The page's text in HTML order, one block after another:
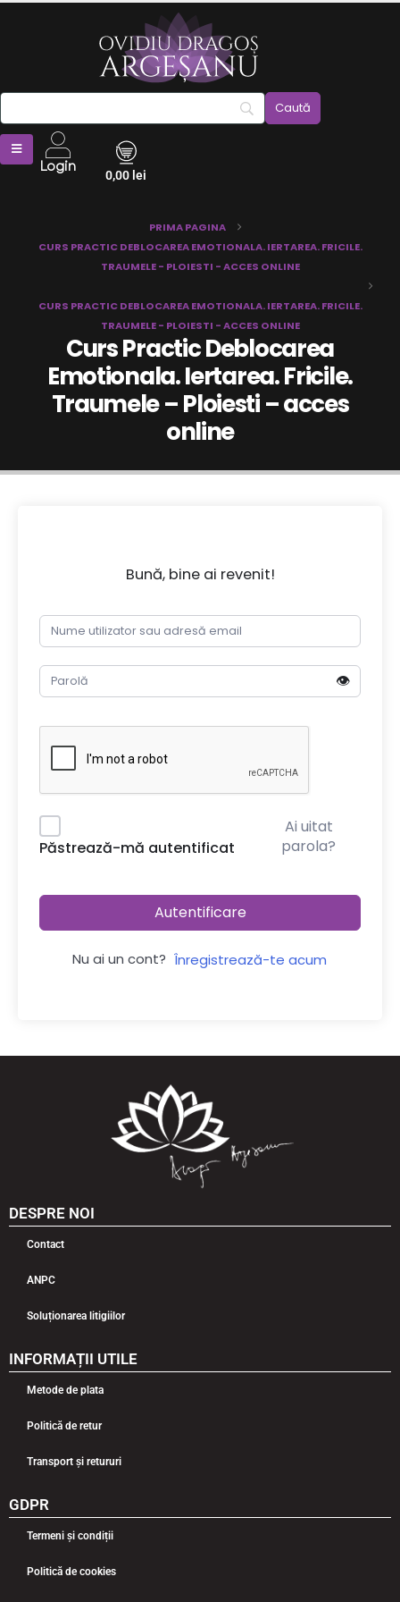
Login 0,00 lei
PRIMA PAGINA
CURS PRACTIC DEBLOCAREA EMOTIONALA. IERTAREA. FRICILE.
TRAUMELE - PLOIESTI - ACCES ONLINE
CURS PRACTIC DEBLOCAREA EMOTIONALA. IERTAREA. FRICILE.
TRAUMELE - PLOIESTI - ACCES ONLINE
Curs Practic Deblocarea
Emotionala. Iertarea. Fricile.
Traumele – Ploiesti – acces
online
Bună, bine ai revenit!
👁️
Păstrează-mă autentificat
Ai uitat
parola?
Autentificare
Nu ai un cont? Înregistrează-te acum
DESPRE NOI
Contact
ANPC
Soluționarea litigiilor
INFORMAȚII UTILE
Metode de plata
Politică de retur
Transport și retururi
GDPR
Termeni și condiții
Politică de cookies